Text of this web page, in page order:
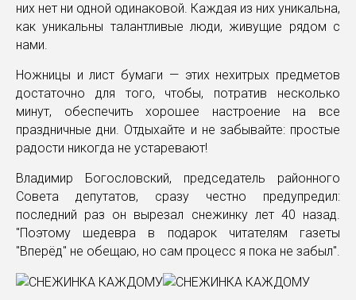
них нет ни одной одинаковой. Каждая из них уникальна,
как уникальны талантливые люди, живущие рядом с
нами.
Ножницы и лист бумаги — этих нехитрых предметов
достаточно для того, чтобы, потратив несколько
минут, обеспечить хорошее настроение на все
праздничные дни. Отдыхайте и не забывайте: простые
радости никогда не устаревают!
Владимир Богословский, председатель районного
Совета депутатов, сразу честно предупредил:
последний раз он вырезал снежинку лет 40 назад.
"Поэтому шедевра в подарок читателям газеты
"Вперёд" не обещаю, но сам процесс я пока не забыл".